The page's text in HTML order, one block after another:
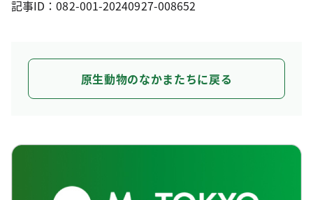
記事ID：082-001-20240927-008652
原生動物のなかまたちに戻る